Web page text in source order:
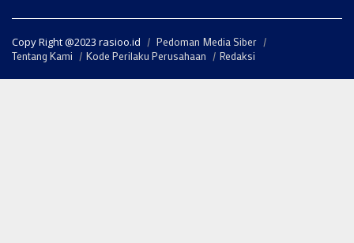
Copy Right @2023 rasioo.id
Pedoman Media Siber
Tentang Kami
Kode Perilaku Perusahaan Redaksi